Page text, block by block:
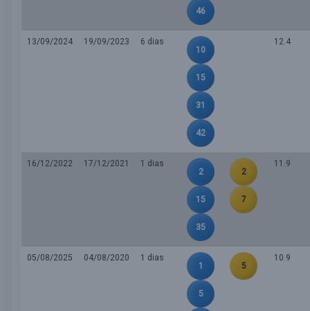
46
13/09/2024 19/09/2023
6 dias
10
15
31
42
12.4
16/12/2022 17/12/2021
1 dias
2
15
35
2
7
11.9
05/08/2025 04/08/2020
1 dias
1
5
5
10.9